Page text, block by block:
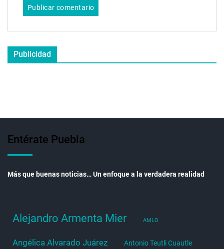
Publicidad
Entérate Puebla
Más que buenas noticias… Un enfoque a la verdadera realidad
Alejandro Armenta Mier AMLO
Angélica Alvarado Juárez Antonio Teutli Cuautle